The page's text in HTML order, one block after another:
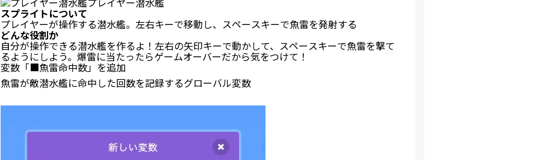
スプライトについて
プレイヤーが操作する潜水艦。左右キーで移動し、スペースキーで魚雷を発射する
どんな役割か
自分が操作できる潜水艦を作るよ！左右の矢印キーで動かして、スペースキーで魚雷を撃て
るようにしよう。爆雷に当たったらゲームオーバーだから気をつけて！
変数「■魚雷命中数」を追加
魚雷が敵潜水艦に命中した回数を記録するグローバル変数